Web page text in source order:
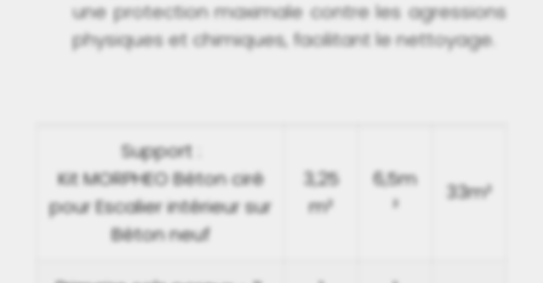
une protection maximale contre les agressions
physiques et chimiques, facilitant le nettoyage.
Support :
Kit MORPHEO Béton ciré
pour Escalier intérieur sur
Béton neuf
3,25
m²
6,5m
²
33m²